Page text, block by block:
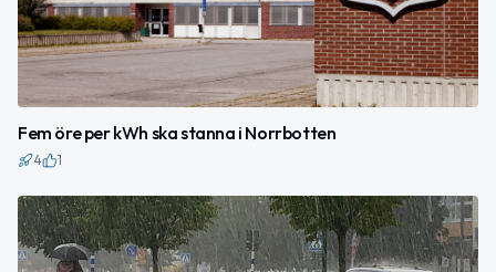
Fem öre per kWh ska stanna i Norrbotten
4 1